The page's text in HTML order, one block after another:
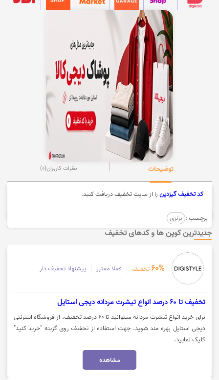
توضیحات نظرات کاربران(0)
کد تخفیف گیزدینرا از سایت تخفیف دریافت کنید.
برچسب : برنزی
جدیدترین کوپن ها و کدهای تخفیف
60% تخفیف فعلا معتبر پیشنهاد تخفیف دار
تخفیف تا 60 درصد انواع تیشرت مردانه دیجی استایل
برای خرید انواع تیشرت مردانه میتوانید تا 60 درصد تخفیف، از فروشگاه اینترنتی
دیجی استایل بهره مند شوید. جهت استفاده از تخفیف روی گزینه "خرید کنید"
کلیک نمایید.
مشاهده